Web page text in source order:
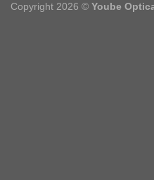
Copyright 2026 © Yoube